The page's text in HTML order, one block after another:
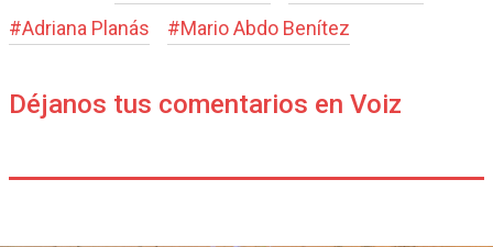
#Adriana Planás #Mario Abdo Benítez
Déjanos tus comentarios en Voiz